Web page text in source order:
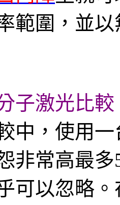
範圍，並
子激光比較
中，使用
非常高最
可以忽略